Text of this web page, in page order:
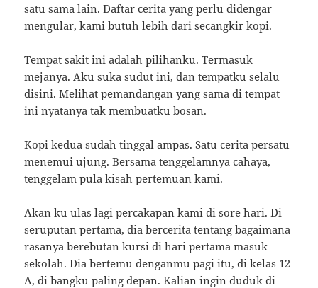
satu sama lain.Daftar cerita yang perlu didengar
mengular, kami butuh lebih dari secangkir kopi.
Tempat sakit ini adalah pilihanku.Termasuk
mejanya. Aku suka sudut ini, dan tempatku selalu
disini.Melihat pemandangan yang sama di tempat
ini nyatanya tak membuatku bosan.
Kopi kedua sudah tinggal ampas.Satu cerita persatu
menemui ujung.Bersama tenggelamnya cahaya,
tenggelam pula kisah pertemuan kami.
Akan ku ulas lagi percakapan kami di sore hari.Di
seruputan pertama, dia bercerita tentang bagaimana
rasanya berebutan kursi di hari pertama masuk
sekolah.Dia bertemu denganmu pagi itu, di kelas 12
A, di bangku paling depan.Kalian ingin duduk di